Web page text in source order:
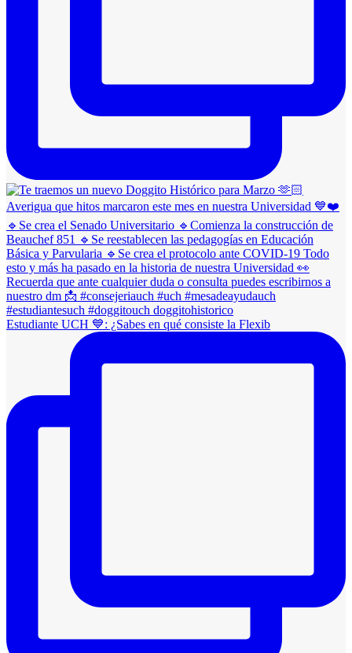
Estudiante UCH 💙: ¿Sabes en qué consiste la Flexib